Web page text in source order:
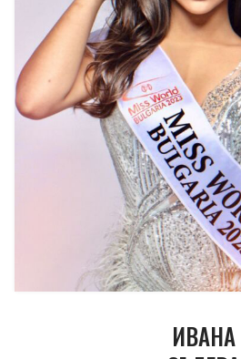
ИВАНА